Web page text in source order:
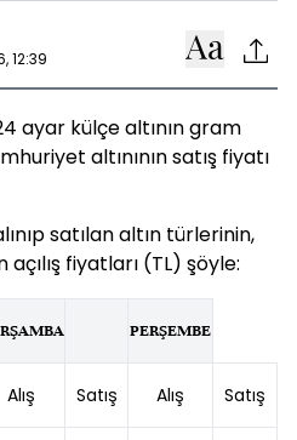
12:39
ayar külçe altının gram
altınının satış fiyatı
satılan altın türlerinin,
fiyatları (TL) şöyle:
PERŞEMBE
Alış Satış Alış Satış